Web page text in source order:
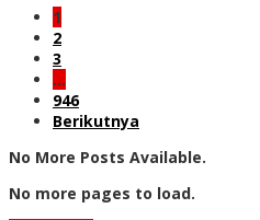
1
2
3
…
946
Berikutnya
No More Posts Available.
No more pages to load.